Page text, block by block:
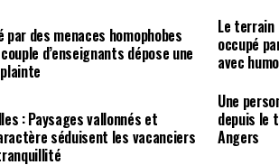
par des menaces homophobes
d’enseignants dépose une
: Paysages vallonnés et
séduisent les vacanciers
Le terrain
occupé
avec
Une
depuis le
Angers